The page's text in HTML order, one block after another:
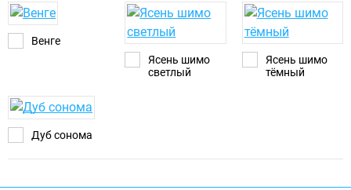
Венге
Ясень шимо
светлый
Ясень шимо
тёмный
Дуб сонома